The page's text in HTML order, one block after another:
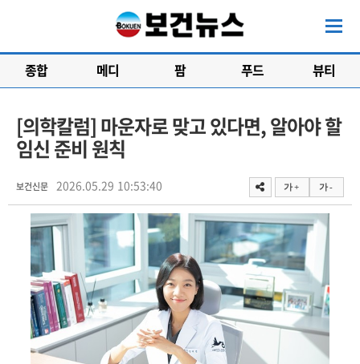
종합 메디 팜 푸드 뷰티
[의학칼럼] 마운자로 맞고 있다면, 알아야 할
임신 준비 원칙
보건신문 2026.05.29 10:53:40 가 + 가 -